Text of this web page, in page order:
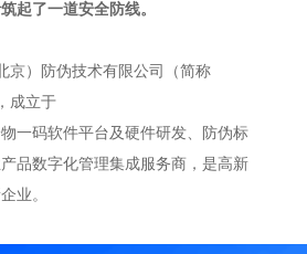
起了一道安全防线。
京）防伪技术有限公司（简称
成立于
一码软件平台及硬件研发、防伪标
品数字化管理集成服务商，是高新
业。